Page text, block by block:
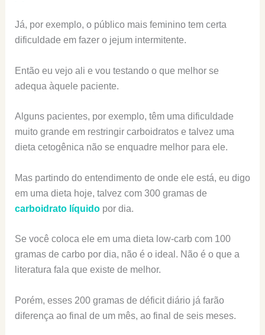
Já, por exemplo, o público mais feminino tem certa
dificuldade em fazer o jejum intermitente.
Então eu vejo ali e vou testando o que melhor se
adequa àquele paciente.
Alguns pacientes, por exemplo, têm uma dificuldade
muito grande em restringir carboidratos e talvez uma
dieta cetogênica não se enquadre melhor para ele.
Mas partindo do entendimento de onde ele está, eu digo
em uma dieta hoje, talvez com 300 gramas de
carboidrato líquidopor dia.
Se você coloca ele em uma dieta low-carb com 100
gramas de carbo por dia, não é o ideal. Não é o que a
literatura fala que existe de melhor.
Porém, esses 200 gramas de déficit diário já farão
diferença ao final de um mês, ao final de seis meses.